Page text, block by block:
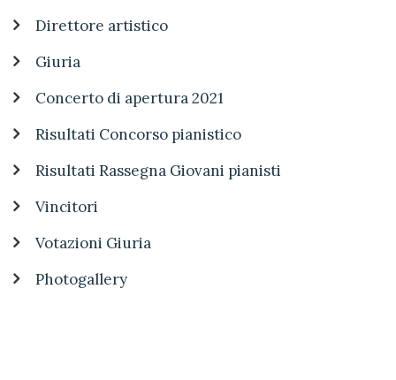
Direttore artistico
Giuria
Concerto di apertura 2021
Risultati Concorso pianistico
Risultati Rassegna Giovani pianisti
Vincitori
Votazioni Giuria
Photogallery